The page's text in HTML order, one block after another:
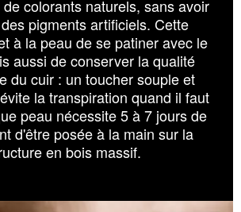
colorants naturels, sans avoir
pigments artificiels. Cette
à la peau de se patiner avec le
aussi de conserver la qualité
du cuir : un toucher souple et
la transpiration quand il faut
peau nécessite 5 à 7 jours de
d'être posée à la main sur la
en bois massif.